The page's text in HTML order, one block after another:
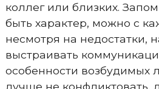
коллег или близких.
быть характер, можно с
несмотря на недостатки,
выстраивать
особенности возбудимых
лучше не конфликтовать,